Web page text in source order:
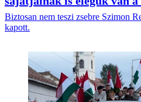
Biztosan nem teszi zsebre Szimon
kapott.